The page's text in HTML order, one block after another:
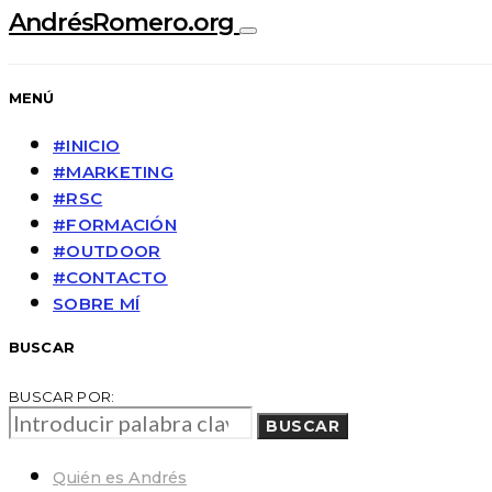
AndrésRomero.org
MENÚ
#INICIO
#MARKETING
#RSC
#FORMACIÓN
#OUTDOOR
#CONTACTO
SOBRE MÍ
BUSCAR
BUSCAR POR:
BUSCAR
Quién es Andrés